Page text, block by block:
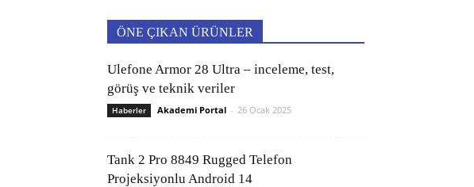
ÖNE ÇIKAN ÜRÜNLER
Ulefone Armor 28 Ultra – inceleme, test,
görüş ve teknik veriler
Haberler Akademi Portal - 26 Ocak 2025
Tank 2 Pro 8849 Rugged Telefon
Projeksiyonlu Android 14